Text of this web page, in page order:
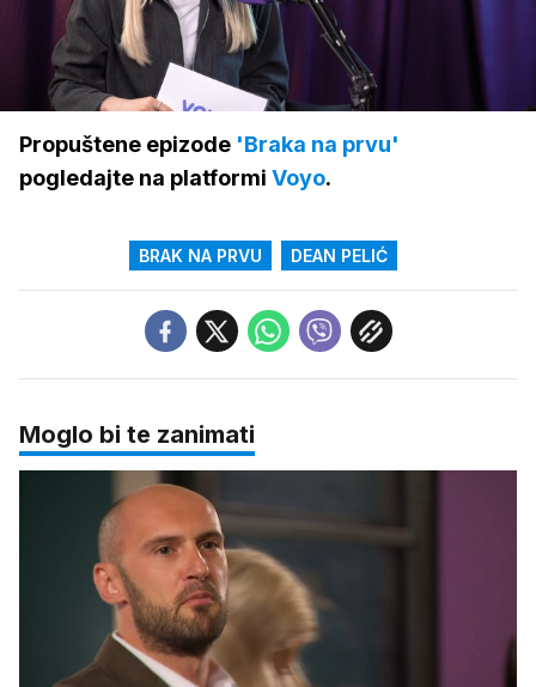
Upali
zvuk
Loaded:
3.54%
Propuštene epizode 'Braka na prvu'
pogledajte na platformi Voyo.
BRAK NA PRVU DEAN PELIĆ
Moglo bi te zanimati